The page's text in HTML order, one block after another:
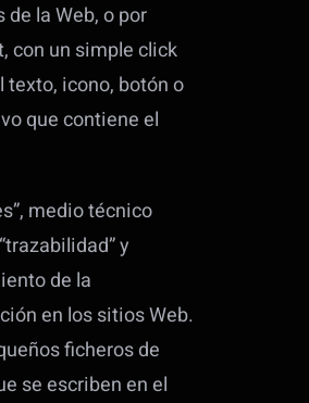
de la Web, o por
con un simple click
texto, icono, botón o
que contiene el
medio técnico
y
de la
en los sitios Web.
ficheros de
se escriben en el